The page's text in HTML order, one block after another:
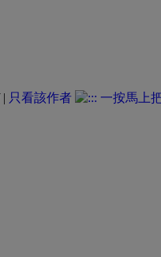
| 只看該作者